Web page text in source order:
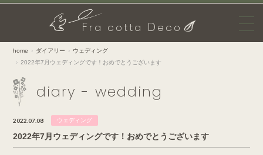
Fra cotta D eco
home ダイアリー
ウェディング
2022年7月ウェディングです！おめでとうございます
diary - wedding
2022.07.08 ウェディング
2022年7月ウェディングです！おめでとうございます